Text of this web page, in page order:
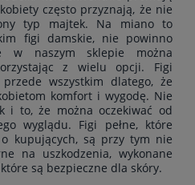
często przyznają, że nie
typ majtek. Na miano to
figi damskie, nie powinno
w naszym sklepie można
z wielu opcji. Figi
wszystkim dlatego, że
komfort i wygodę. Nie
i to, że można oczekiwać od
wyglądu. Figi pełne, które
kupujących, są przy tym nie
na uszkodzenia, wykonane
są bezpieczne dla skóry.